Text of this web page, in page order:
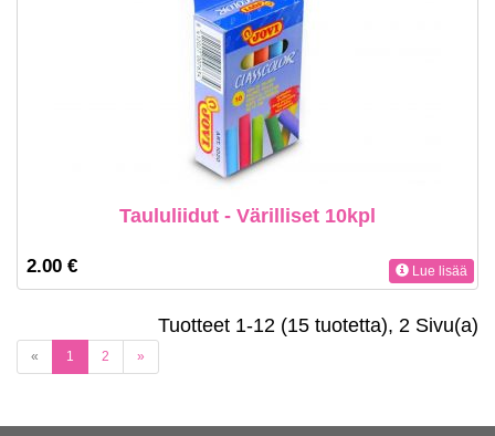
Taululiidut - Värilliset 10kpl
2.00 € Lue lisää
Tuotteet 1-12 (15 tuotetta), 2 Sivu(a)
« 1 (current)
2 »